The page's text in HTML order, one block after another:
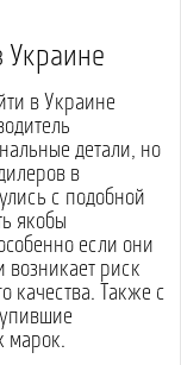
Украине
в Украине
детали, но
в
с подобной
якобы
если они
возникает риск
качества. Также с
марок.